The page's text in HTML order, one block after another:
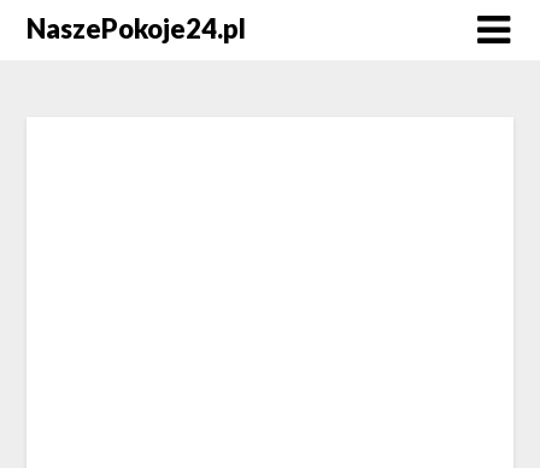
NaszePokoje24.pl